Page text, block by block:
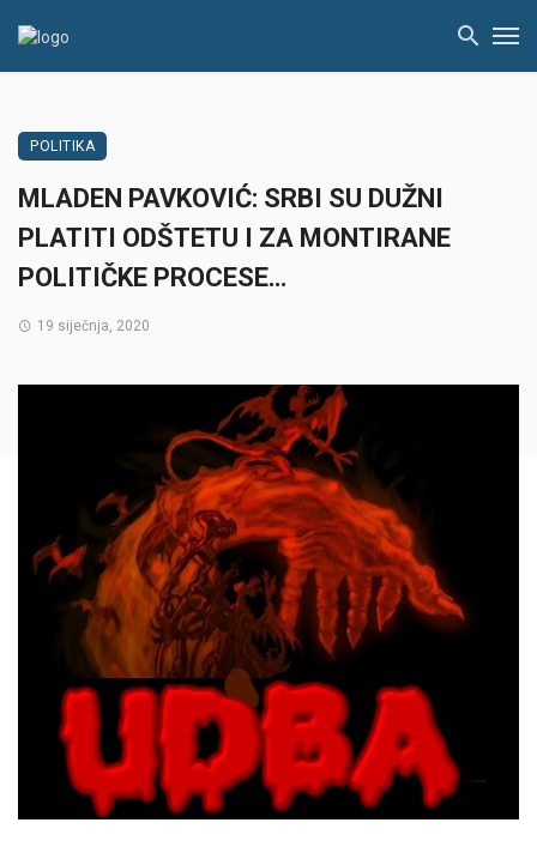
POLITIKA
MLADEN PAVKOVIĆ: SRBI SU DUŽNI
PLATITI ODŠTETU I ZA MONTIRANE
POLITIČKE PROCESE…
19 siječnja, 2020